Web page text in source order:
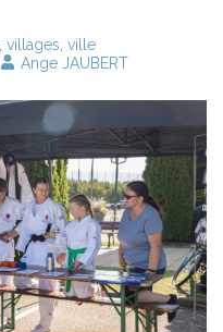
villages ville
Ange JAUBERT